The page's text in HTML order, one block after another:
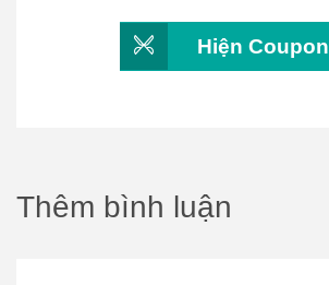
Hiện Coupon
Thêm bình luận